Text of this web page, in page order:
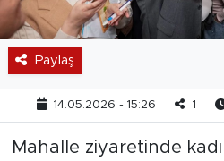
Paylaş
14.05.2026 - 15:26 1
Mahalle ziyaretinde